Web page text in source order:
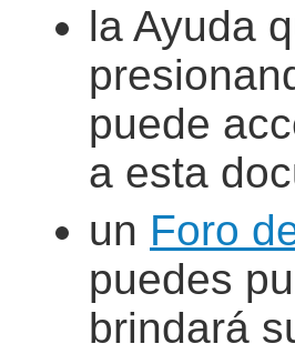
la Ayuda
puede
a esta
un Foro
puedes
brindará